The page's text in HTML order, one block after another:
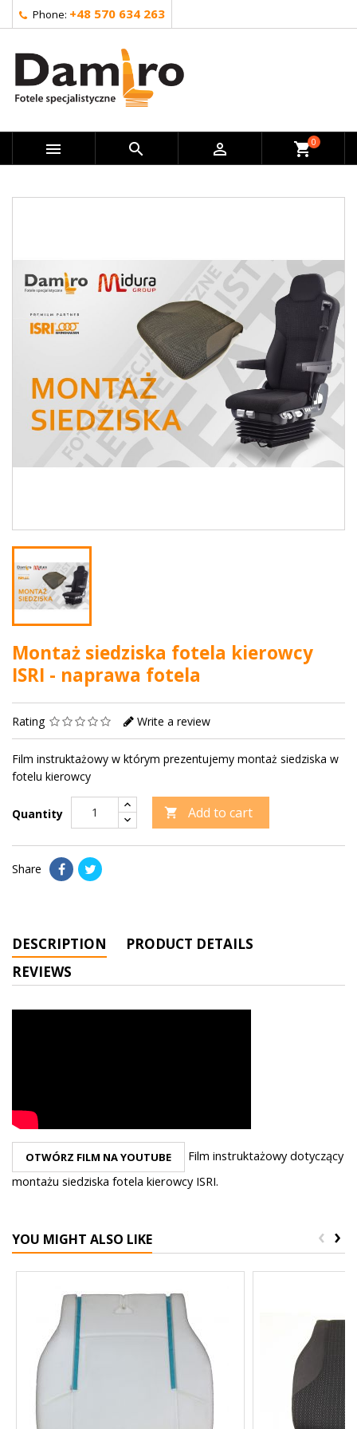
Phone: +48 570 634 263
   shopping_cart0
Montaż siedziska fotela kierowcy
ISRI - naprawa fotela
Rating Write a review
Film instruktażowy w którym prezentujemy montaż siedziska w
fotelu kierowcy
Quantity  Add to cart
Share
DESCRIPTION
PRODUCT DETAILS
REVIEWS
OTWÓRZ FILM NA YOUTUBE
Film instruktażowy dotyczący
montażu siedziska fotela kierowcy ISRI.
YOU MIGHT ALSO LIKE ‹ ›